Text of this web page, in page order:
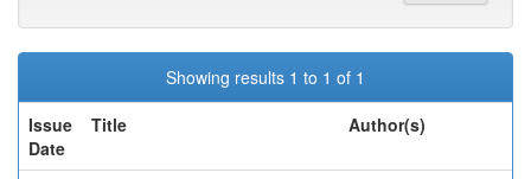
Showing results 1 to 1 of 1
Issue
Date
Title Author(s)